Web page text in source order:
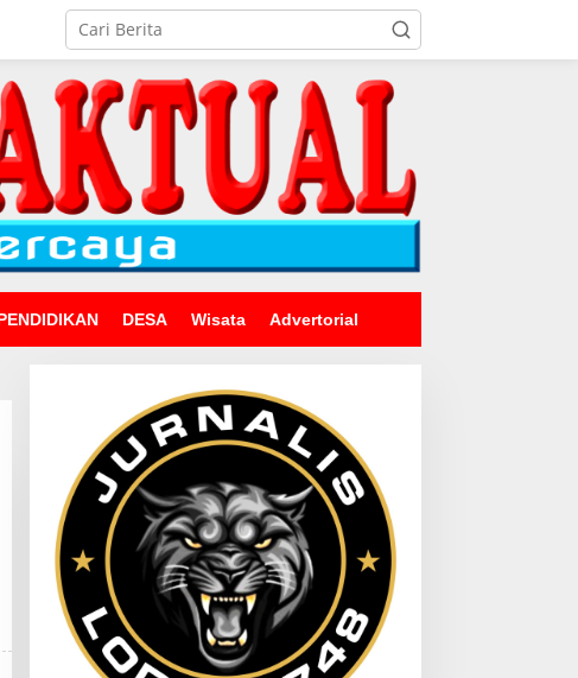
DESA Wisata Advertorial